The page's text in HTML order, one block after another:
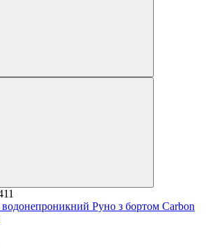
Руно з бортом Carbon